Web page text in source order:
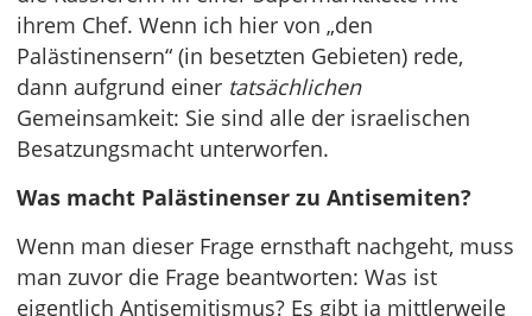
ihrem Chef. Wenn ich hier von „den
Palästinensern“ (in besetzten Gebieten) rede,
dann aufgrund einer tatsächlichen
Gemeinsamkeit: Sie sind alle der israelischen
Besatzungsmacht unterworfen.
Was macht Palästinenser zu Antisemiten?
Wenn man dieser Frage ernsthaft nachgeht, muss
man zuvor die Frage beantworten: Was ist
eigentlich Antisemitismus? Es gibt ja mittlerweile